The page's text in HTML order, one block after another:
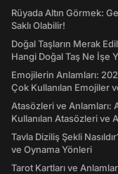
Rüyada Altın Görmek:
Saklı Olabilir!
Doğal Taşların Merak
Hangi Doğal Taş Ne İşe
Emojilerin Anlamları:
Çok Kullanılan Emojiler
Atasözleri ve Anlamları:
Kullanılan Atasözleri ve
Tavla Diziliş Şekli
ve Oynama Yönleri
Tarot Kartları ve